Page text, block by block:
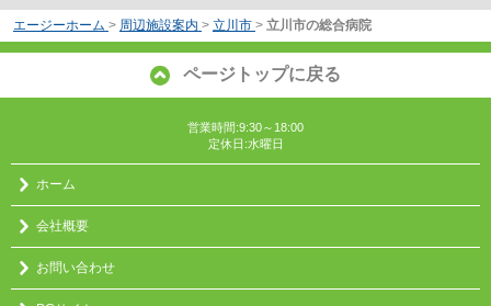
エージーホーム > 周辺施設案内 > 立川市 > 立川市の総合病院
ページトップに戻る
営業時間:9:30～18:00
定休日:水曜日
ホーム
会社概要
お問い合わせ